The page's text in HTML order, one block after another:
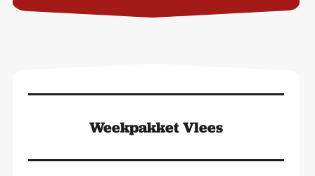
Deluxe
Weekpakket Vlees